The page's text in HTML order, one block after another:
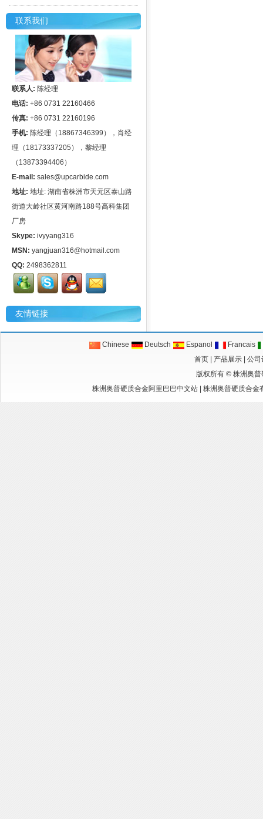
联系我们
联系人: 陈经理
电话: +86 0731 22160466
传真: +86 0731 22160196
手机: 陈经理（18867346399），肖经
理（18173337205），黎经理
（13873394406）
E-mail: sales@upcarbide.com
地址: 地址: 湖南省株洲市天元区泰山路
街道大岭社区黄河南路188号高科集团
厂房
Skype: ivyyang316
MSN: yangjuan316@hotmail.com
QQ: 2498362811
友情链接
Chinese Deutsch Espanol
Francais
首页
产品展示
公司
版权所有 © 株洲奥普
株洲奥普硬质合金阿里巴巴中文站| 株洲奥普硬质合金